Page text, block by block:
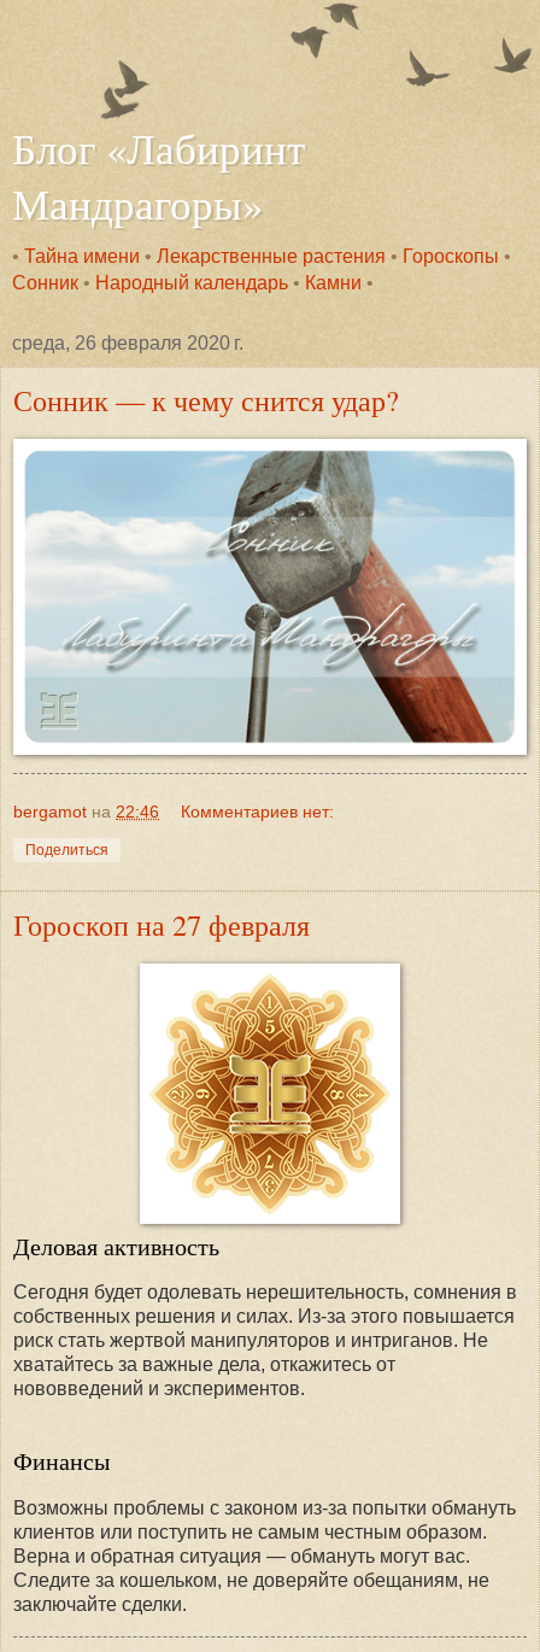
Блог «Лабиринт
Мандрагоры»
• Тайна имени • Лекарственные растения • Гороскопы •
Сонник • Народный календарь • Камни •
среда, 26 февраля 2020 г.
Сонник — к чему снится удар?
bergamot на 22:46 Комментариев нет:
Поделиться
Гороскоп на 27 февраля
Деловая активность
Сегодня будет одолевать нерешительность, сомнения в
собственных решения и силах. Из-за этого повышается
риск стать жертвой манипуляторов и интриганов. Не
хватайтесь за важные дела, откажитесь от
нововведений и экспериментов.
Финансы
Возможны проблемы с законом из-за попытки обмануть
клиентов или поступить не самым честным образом.
Верна и обратная ситуация — обмануть могут вас.
Следите за кошельком, не доверяйте обещаниям, не
заключайте сделки.